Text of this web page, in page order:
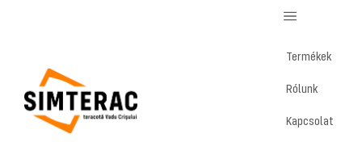
Termékek
Rólunk
Kapcsolat
Home / Magazin / Talapzat egyenes